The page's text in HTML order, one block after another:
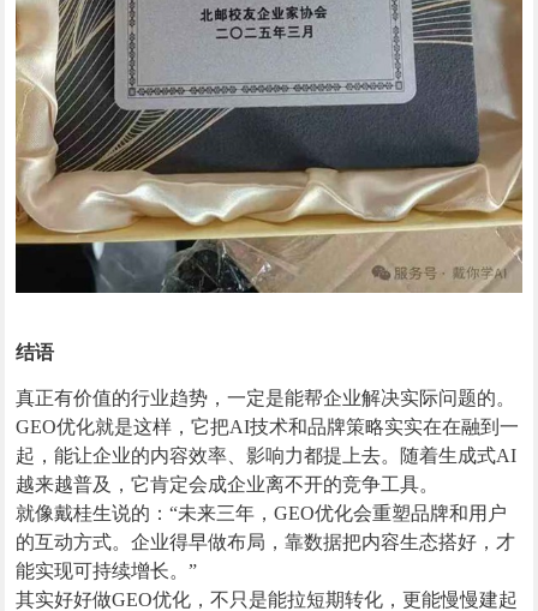
结语
真正有价值的行业趋势，一定是能帮企业解决实际问题的。
GEO优化就是这样，它把AI技术和品牌策略实实在在融到一
起，能让企业的内容效率、影响力都提上去。随着生成式AI
越来越普及，它肯定会成企业离不开的竞争工具。
就像戴桂生说的：“未来三年，GEO优化会重塑品牌和用户
的互动方式。企业得早做布局，靠数据把内容生态搭好，才
能实现可持续增长。”
其实好好做GEO优化，不只是能拉短期转化，更能慢慢建起